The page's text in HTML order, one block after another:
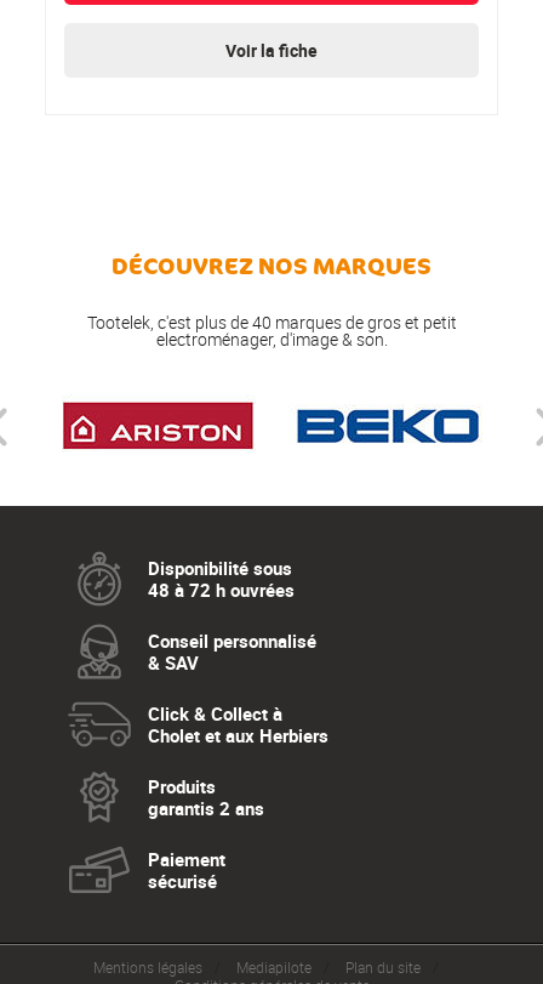
Voir la fiche
DÉCOUVREZ NOS MARQUES
Tootelek, c'est plus de 40 marques de gros et petit
electroménager, d'image & son.
Disponibilité sous
48 à 72 h ouvrées
Conseil personnalisé
& SAV
Click & Collect à
Cholet et aux Herbiers
Produits
garantis 2 ans
Paiement
sécurisé
Mentions légales Mediapilote
Plan du site